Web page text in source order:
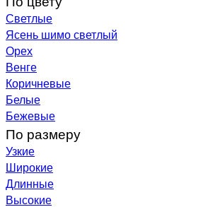
Светлые
Ясень шимо светлый
Орех
Венге
Коричневые
Белые
Бежевые
По размеру
Узкие
Широкие
Длинные
Высокие